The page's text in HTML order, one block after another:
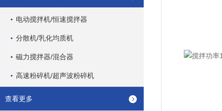
电动搅拌机/恒速搅拌器
分散机/乳化均质机
磁力搅拌器/混合器
高速粉碎机/超声波粉碎机
查看更多